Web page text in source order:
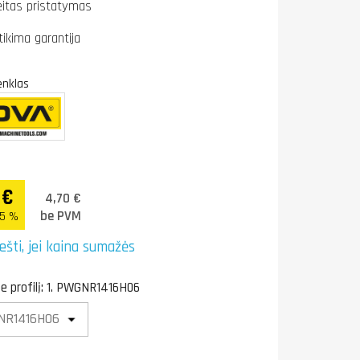
pristatymas
garantija
%
4,70 €
be PVM
jei kaina sumažės
profilį: 1. PWGNR1416H06